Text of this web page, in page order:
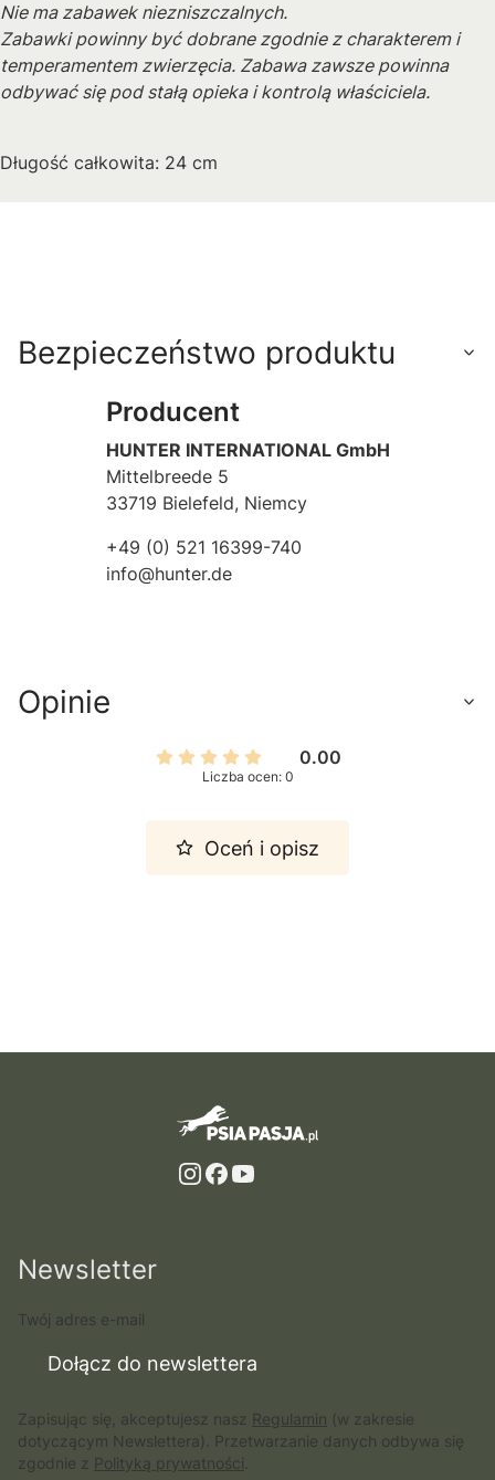
Nie ma zabawek niezniszczalnych.
Zabawki powinny być dobrane zgodnie z charakterem i
temperamentem zwierzęcia. Zabawa zawsze powinna
odbywać się pod stałą opieka i kontrolą właściciela.
Długość całkowita: 24 cm
Bezpieczeństwo produktu
Producent
HUNTER INTERNATIONAL GmbH
Mittelbreede 5
33719 Bielefeld, Niemcy
+49 (0) 521 16399-740
info@hunter.de
Opinie
0.00
Liczba ocen: 0
Oceń i opisz
Newsletter
Twój adres e-mail
Dołącz do newslettera
Zapisując się, akceptujesz nasz Regulamin (w zakresie
dotyczącym Newslettera). Przetwarzanie danych odbywa się
zgodnie z Polityką prywatności